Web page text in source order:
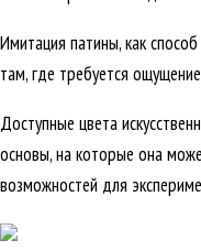
Имитация патины, как
там, где требуется
Доступные цвета
основы, на которые она
возможностей для